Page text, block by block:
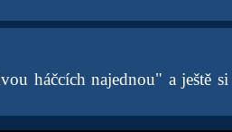
háčcích najednou" a ještě si